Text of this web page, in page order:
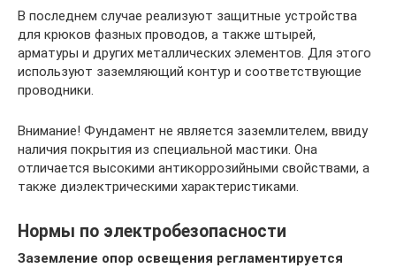
В последнем случае реализуют защитные устройства
для крюков фазных проводов, а также штырей,
арматуры и других металлических элементов. Для этого
используют заземляющий контур и соответствующие
проводники.
Внимание! Фундамент не является заземлителем, ввиду
наличия покрытия из специальной мастики. Она
отличается высокими антикоррозийными свойствами, а
также диэлектрическими характеристиками.
Нормы по электробезопасности
Заземление опор освещения регламентируется